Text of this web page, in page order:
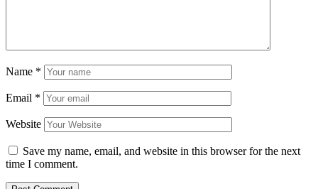
Name *
Email *
Website
Save my name, email, and website in this browser for the next
time I comment.